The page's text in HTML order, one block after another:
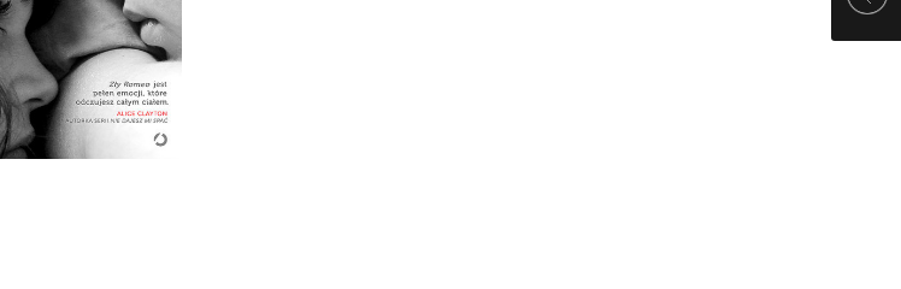
LEISA RAYVEN
OPRAWA MIĘKKA
36,90 ZŁ